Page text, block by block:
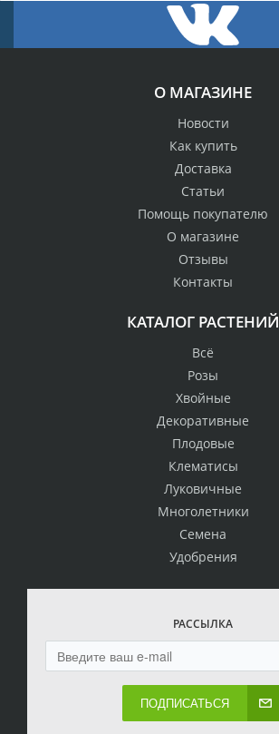
О МАГАЗИНЕ
Новости
Как купить
Доставка
Статьи
Помощь покупателю
О магазине
Отзывы
Контакты
КАТАЛОГ РАСТЕНИЙ
Всё
Розы
Хвойные
Декоративные
Плодовые
Клематисы
Луковичные
Многолетники
Семена
Удобрения
РАССЫЛКА
ПОДПИСАТЬСЯ